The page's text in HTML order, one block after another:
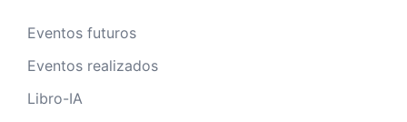
Eventos futuros
Eventos realizados
Libro-IA